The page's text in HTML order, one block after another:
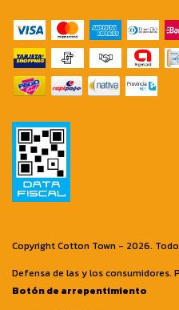
Copyright Cotton Town - 2026.
Defensa de las y los consumidores.
Botón de arrepentimiento